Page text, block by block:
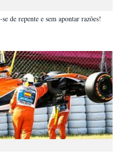
de repente e sem apontar razões!